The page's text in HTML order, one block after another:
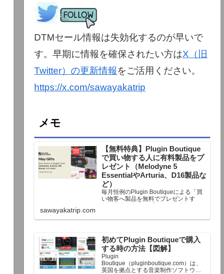
DTMセール情報は失効化するのが早いで
す。早期に情報を確保されたい方はX（旧
Twitter）の更新情報をご活用ください。
https://x.com/sawayakatrip
メモ
【無料特典】Plugin Boutique
で買い物する人に有料製品をプ
レゼント（Melodyne 5
EssentialやArturia、D16製品な
ど）
毎月恒例のPlugin Boutiqueによる「買
い物客へ製品を無料でプレゼントす
る」企画。今月もプレゼント企画が用
定額以上のお金を出して何かを購入す
終了予定日：日本時間：6/1（月…
sawayakatrip.com
初めてPlugin Boutiqueで購入
する時の方法【図解】
Plugin
Boutique（pluginboutique.com）は、
英国を拠点とする音楽制作ソフトウェ